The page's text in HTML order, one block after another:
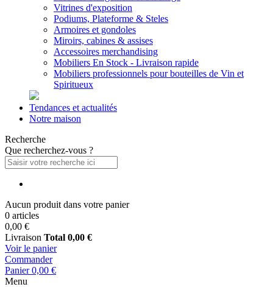
Vitrines d'exposition
Podiums, Plateforme & Steles
Armoires et gondoles
Miroirs, cabines & assises
Accessoires merchandising
Mobiliers En Stock - Livraison rapide
Mobiliers professionnels pour bouteilles de Vin et
Spiritueux
Tendances et actualités
Notre maison
Recherche
Que recherchez-vous ?
Aucun produit dans votre panier
0 articles
0,00 €
Livraison Total 0,00 €
Voir le panier
Commander
Panier 0,00 €
Menu